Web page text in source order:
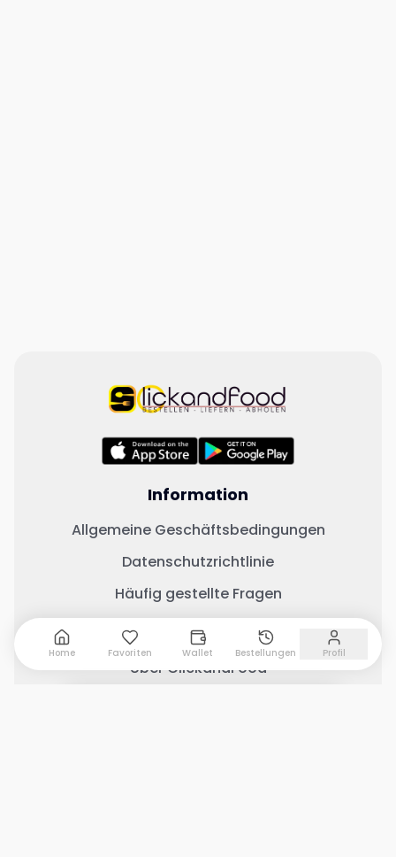
Information
Allgemeine Geschäftsbedingungen
Datenschutzrichtlinie
Häufig gestellte Fragen
Wichtige Links
Über ClickandFood
Home Favoriten Wallet Bestellungen Profil